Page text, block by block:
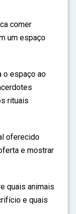
comer
um espaço
o espaço ao
rituais
oferecido
e mostrar
quais animais
e quais